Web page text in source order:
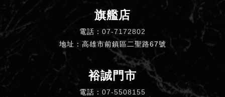
旗艦店
電話： 07-7172802
地址：高雄市前鎮區二聖路67號
裕誠門市
電話： 07-5508155